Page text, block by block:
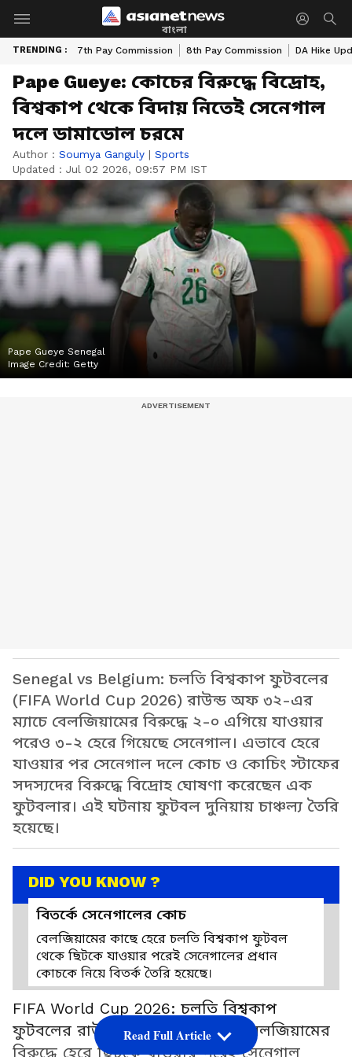
বাংলা
TRENDING : 7th Pay Commission 8th Pay Commission DA Hike
Pape Gueye: কোচের বিরুদ্ধে বিদ্রোহ,
বিশ্বকাপ থেকে বিদায় নিতেই সেনেগাল
দলে ডামাডোল চরমে
Author : Soumya Ganguly | Sports
Updated : Jul 02 2026, 09:57 PM IST
Pape Gueye Senegal
Image Credit: Getty
Senegal vs Belgium: চলতি বিশ্বকাপ ফুটবলের
(FIFA World Cup 2026) রাউন্ড অফ ৩২-এর
ম্যাচে বেলজিয়ামের বিরুদ্ধে ২-০ এগিয়ে যাওয়ার
পরেও ৩-২ হেরে গিয়েছে সেনেগাল। এভাবে হেরে
যাওয়ার পর সেনেগাল দলে কোচ ও কোচিং স্টাফের
সদস্যদের বিরুদ্ধে বিদ্রোহ ঘোষণা করেছেন এক
ফুটবলার। এই ঘটনায় ফুটবল দুনিয়ায় চাঞ্চল্য তৈরি
হয়েছে।
DID YOU KNOW ?
বিতর্কে সেনেগালের কোচ
বেলজিয়ামের কাছে হেরে চলতি বিশ্বকাপ ফুটবল
থেকে ছিটকে যাওয়ার পরেই সেনেগালের প্রধান
কোচকে নিয়ে বিতর্ক তৈরি হয়েছে।
FIFA World Cup 2026: চলতি বিশ্বকাপ
ফুটবলের রাউন্ড অফ ৩২-এর ম্যাচে বেলজিয়ামের
বিরুদ্ধে হেরে ছিটকে যাওয়ার পরেই সেনেগাল
Read Full Article